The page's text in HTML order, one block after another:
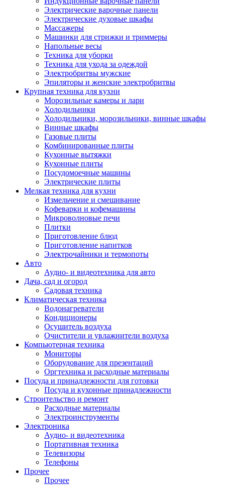
Электрические варочные панели
Электрические духовые шкафы
Массажеры
Машинки для стрижки и триммеры
Напольные весы
Техника для уборки
Техника для ухода за одеждой
Электробритвы мужские
Эпиляторы и женские электробритвы
Крупная техника для кухни
Морозильные камеры и лари
Холодильники
Холодильники, морозильники, винные шкафы
Винные шкафы
Газовые плиты
Комбинированные плиты
Кухонные вытяжки
Кухонные плиты
Посудомоечные машины
Электрические плиты
Мелкая техника для кухни
Измельчение и смешивание
Кофеварки и кофемашины
Микроволновые печи
Плитки
Приготовление блюд
Приготовление напитков
Электрочайники и термопоты
Авто
Аудио- и видеотехника для авто
Дача, сад и огород
Садовая техника
Климатическая техника
Водонагреватели
Кондиционеры
Осушитель воздуха
Очистители и увлажнители воздуха
Компьютерная техника
Мониторы
Оборудование для презентаций
Оргтехника и расходные материалы
Посуда и принадлежности для готовки
Посуда и кухонные принадлежности
Строительство и ремонт
Расходные материалы
Электроинструменты
Электроника
Аудио- и видеотехника
Портативная техника
Телевизоры
Телефоны
Прочее
Прочее